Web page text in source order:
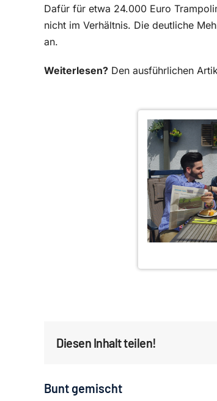
Dafür für etwa 24.000 Euro
nicht im Verhältnis. Die deutliche
an.
Weiterlesen? Den ausführlichen
Diesen Inhalt teilen!
Bunt gemischt